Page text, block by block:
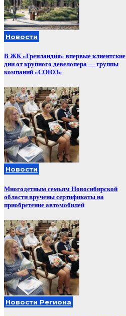
Новости
В ЖК «Гренландия» впервые клиентские
дни от крупного девелопера — группы
компаний «СОЮЗ»
Новости
Многодетным семьям Новосибирской
области вручены сертификаты на
приобретение автомобилей
Новости Региона